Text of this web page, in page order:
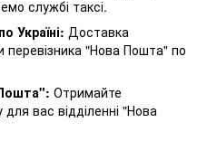
службі таксі.
Україні: Доставка
"Нова Пошта" по
Отримайте
вас відділенні "Нова